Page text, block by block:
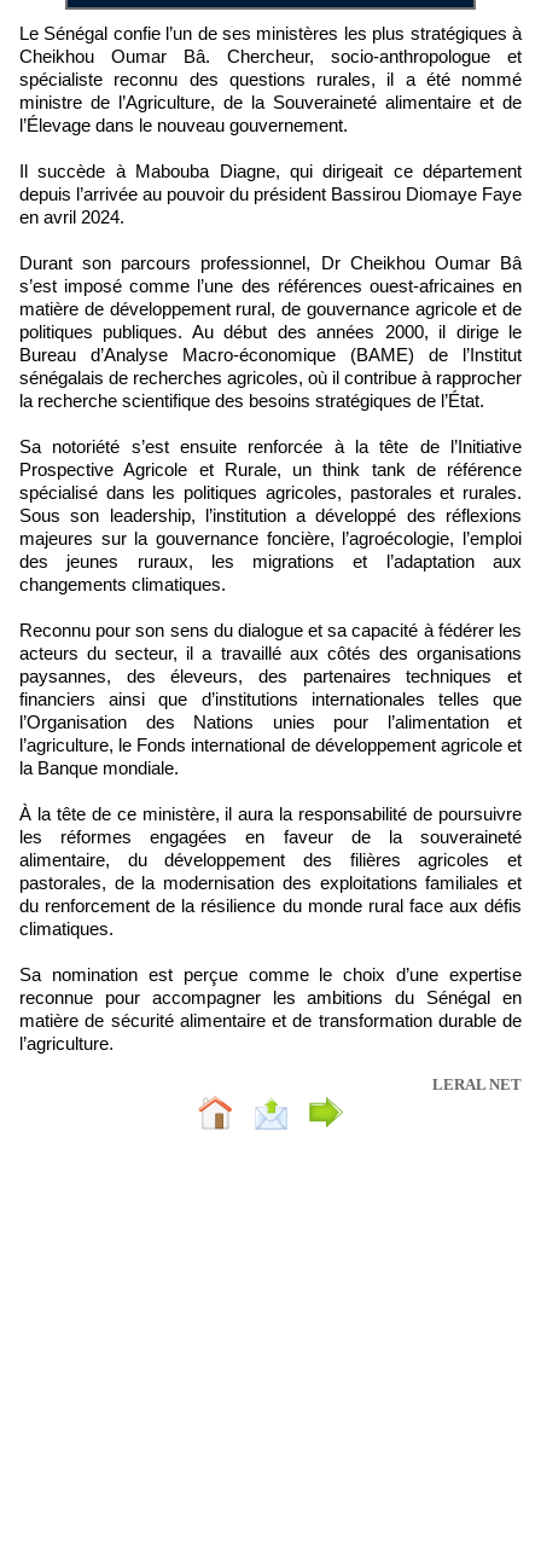
Le Sénégal confie l’un de ses ministères les plus stratégiques à
Cheikhou Oumar Bâ. Chercheur, socio-anthropologue et
spécialiste reconnu des questions rurales, il a été nommé
ministre de l’Agriculture, de la Souveraineté alimentaire et de
l’Élevage dans le nouveau gouvernement.
Il succède à Mabouba Diagne, qui dirigeait ce département
depuis l’arrivée au pouvoir du président Bassirou Diomaye Faye
en avril 2024.
Durant son parcours professionnel, Dr Cheikhou Oumar Bâ
s’est imposé comme l’une des références ouest-africaines en
matière de développement rural, de gouvernance agricole et de
politiques publiques. Au début des années 2000, il dirige le
Bureau d’Analyse Macro-économique (BAME) de l’Institut
sénégalais de recherches agricoles, où il contribue à rapprocher
la recherche scientifique des besoins stratégiques de l’État.
Sa notoriété s’est ensuite renforcée à la tête de l’Initiative
Prospective Agricole et Rurale, un think tank de référence
spécialisé dans les politiques agricoles, pastorales et rurales.
Sous son leadership, l’institution a développé des réflexions
majeures sur la gouvernance foncière, l’agroécologie, l’emploi
des jeunes ruraux, les migrations et l’adaptation aux
changements climatiques.
Reconnu pour son sens du dialogue et sa capacité à fédérer les
acteurs du secteur, il a travaillé aux côtés des organisations
paysannes, des éleveurs, des partenaires techniques et
financiers ainsi que d’institutions internationales telles que
l’Organisation des Nations unies pour l’alimentation et
l’agriculture, le Fonds international de développement agricole et
la Banque mondiale.
À la tête de ce ministère, il aura la responsabilité de poursuivre
les réformes engagées en faveur de la souveraineté
alimentaire, du développement des filières agricoles et
pastorales, de la modernisation des exploitations familiales et
du renforcement de la résilience du monde rural face aux défis
climatiques.
Sa nomination est perçue comme le choix d’une expertise
reconnue pour accompagner les ambitions du Sénégal en
matière de sécurité alimentaire et de transformation durable de
l’agriculture.
LERAL NET